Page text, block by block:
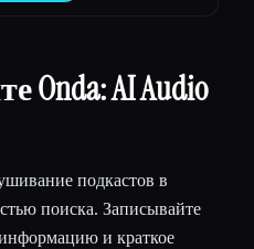
Onda: AI Audio
подкастов в
поиска. Записывайте
и краткое